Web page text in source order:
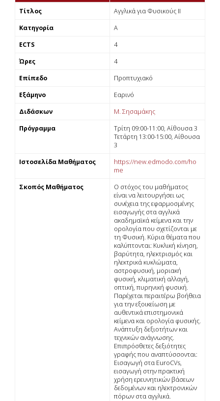
Τίτλος
Αγγλικά για Φυσικούς II
Κατηγορία
Α
ECTS
4
Ώρες
4
Επίπεδο
Προπτυχιακό
Εξάμηνο
Εαρινό
Διδάσκων
Μ. Σησαμάκης
Πρόγραμμα
Τρίτη 09:00-11:00, Αίθουσα 3
Τετάρτη 13:00-15:00, Αίθουσα
3
Ιστοσελίδα Μαθήματος
https://new.edmodo.com/ho
me
Σκοπός Μαθήματος
Ο στόχος του μαθήματος
είναι να λειτουργήσει ως
συνέχεια της εφαρμοσμένης
εισαγωγής στα αγγλικά
ακαδημαϊκά κείμενα και την
ορολογία που σχετίζονται με
τη Φυσική. Κύρια θέματα που
καλύπτονται: Κυκλική κίνηση,
βαρύτητα, ηλεκτρισμός και
ηλεκτρικά κυκλώματα,
αστροφυσική, μοριακή
φυσική, κλιματική αλλαγή,
οπτική, πυρηνική φυσική.
Παρέχεται περαιτέρω βοήθεια
για την εξοικείωση με
αυθεντικά επιστημονικά
κείμενα και ορολογία φυσικής.
Ανάπτυξη δεξιοτήτων και
τεχνικών ανάγνωσης.
Επιπρόσθετες δεξιότητες
γραφής που αναπτύσσονται:
Εισαγωγή στα EuroCVs,
εισαγωγή στην πρακτική
χρήση ερευνητικών βάσεων
δεδομένων και ηλεκτρονικών
πόρων στα αγγλικά.